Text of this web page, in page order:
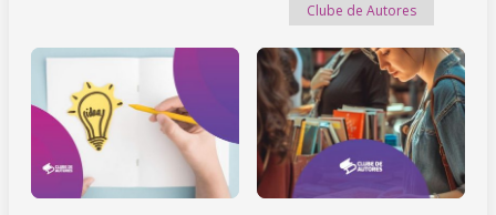
Clube de Autores